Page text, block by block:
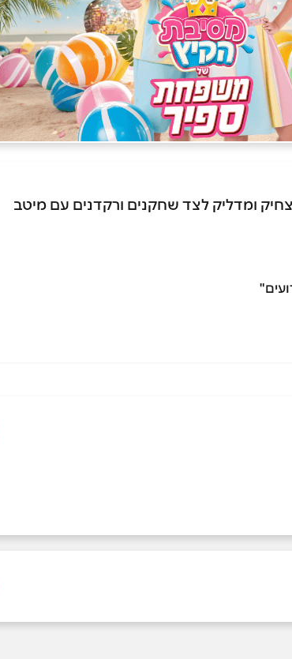
ומדליק לצד שחקנים ורקדנים עם מיטב